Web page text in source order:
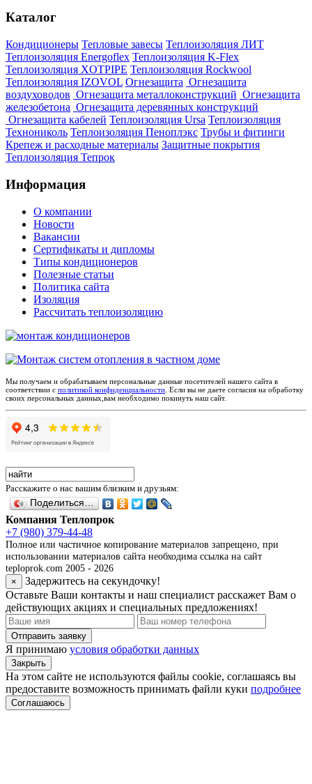
Каталог
Кондиционеры Тепловые завесы Теплоизоляция ЛИТ
Теплоизоляция Energoflex Теплоизоляция K-Flex
Теплоизоляция XOTPIPE Теплоизоляция Rockwool
Теплоизоляция IZOVOL Огнезащита Огнезащита
воздуховодов Огнезащита металлоконструкций Огнезащита
железобетона Огнезащита деревянных конструкций
Огнезащита кабелей Теплоизоляция Ursa Теплоизоляция
Технониколь Теплоизоляция Пеноплэкс Трубы и фитинги
Крепеж и расходные материалы Защитные покрытия
Теплоизоляция Тепрок
Информация
О компании
Новости
Вакансии
Сертификаты и дипломы
Типы кондиционеров
Полезные статьи
Политика сайта
Изоляция
Рассчитать теплоизоляцию
Мы получаем и обрабатываем персональные данные посетителей нашего сайта в
соответствии с политикой конфиденциальности . Если вы не даете согласия на обработку
своих персональных данных,вам необходимо покинуть наш сайт.
Расскажите о нас вашим близким и друзьям:
Поделиться…
Компания Теплопрок
+7 (980) 379-44-48
Полное или частичное копирование материалов запрещено, при
использовании материалов сайта необходима ссылка на сайт
teploprok.com 2005 - 2026
×
Задержитесь на секундочку!
Оставьте Ваши контакты и наш специалист расскажет Вам о
действующих акциях и специальных предложениях!
Отправить заявку
Я принимаю условия обработки данных
Закрыть
На этом сайте не используются файлы cookie, соглашаясь вы
предоставите возможность принимать файли куки подробнее
Соглашаюсь